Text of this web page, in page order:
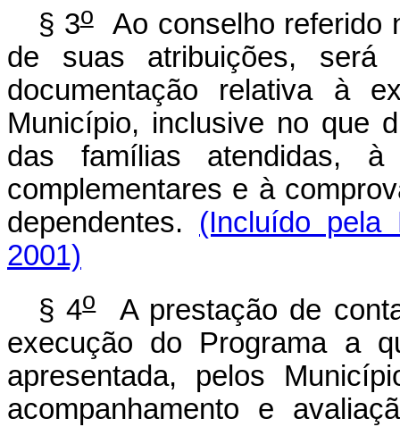
§ 3oAo conselho referido
de suas atribuições,
documentação relativa à
Município, inclusive no que
das famílias atendidas,
complementares e à
dependentes. (Incluído pela
2001)
§ 4oA prestação de
execução do Programa a
apresentada, pelos
acompanhamento e